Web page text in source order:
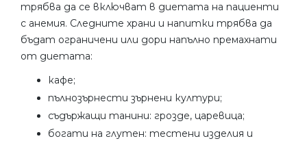
трябва да се включват в диетата на пациенти
с анемия. Следните храни и напитки трябва да
бъдат ограничени или дори напълно премахнати
от диетата:
кафе;
пълнозърнести зърнени култури;
съдържащи танини: грозде, царевица;
богати на глутен: тестени изделия и